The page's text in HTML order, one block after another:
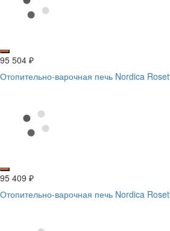
95 504 ₽
Отопительно-варочная печь Nordica
95 409 ₽
Отопительно-варочная печь Nordica